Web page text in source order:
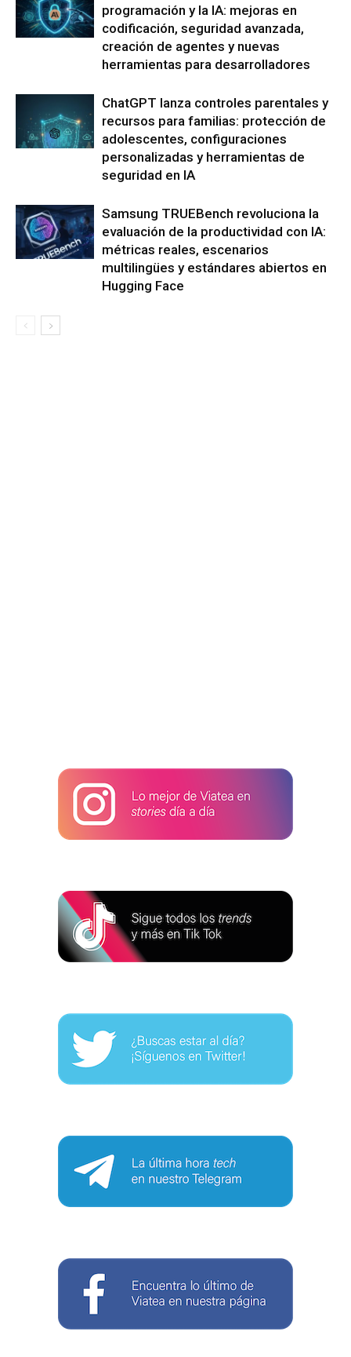
programación y la IA: mejoras en
codificación, seguridad avanzada,
creación de agentes y nuevas
herramientas para desarrolladores
ChatGPT lanza controles parentales y
recursos para familias: protección de
adolescentes, configuraciones
personalizadas y herramientas de
seguridad en IA
Samsung TRUEBench revoluciona la
evaluación de la productividad con IA:
métricas reales, escenarios
multilingües y estándares abiertos en
Hugging Face